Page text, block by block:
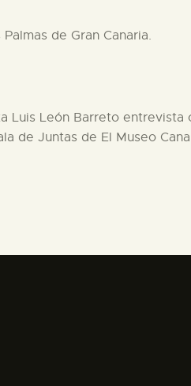
de Gran Canaria.
Luis León Barreto entrevista
de Juntas de El Museo